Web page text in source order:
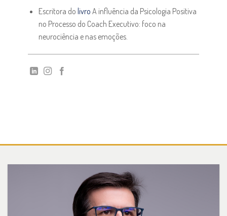
Escritora do livro A influência da Psicologia Positiva
no Processo do Coach Executivo: foco na
neurociência e nas emoções.